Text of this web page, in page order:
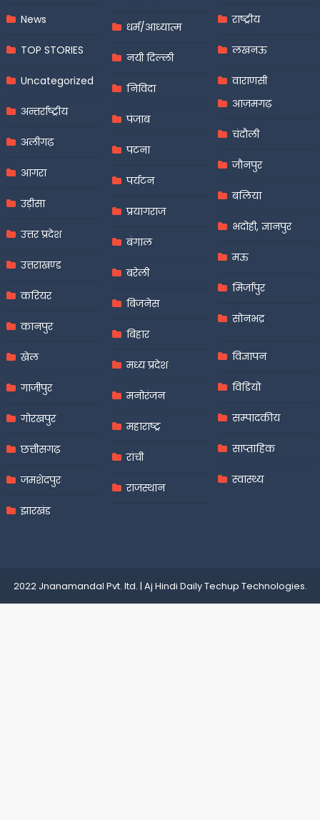
News
TOP STORIES
Uncategorized
अन्तर्राष्ट्रीय
अलीगढ़
आगरा
उड़ीसा
उत्तर प्रदेश
उत्तराखण्ड
करियर
कानपुर
खेल
गाजीपुर
गोरखपुर
छत्तीसगढ़
जमशेदपुर
झारखंड
धर्म/आध्यात्म
नयी दिल्ली
निविदा
पंजाब
पटना
पर्यटन
प्रयागराज
बंगाल
बरेली
बिजनेस
बिहार
मध्य प्रदेश
मनोरंजन
महाराष्ट्र
रांची
राजस्थान
राष्ट्रीय
लखनऊ
वाराणसी
आज़मगढ़
चंदौली
जौनपुर
बलिया
भदोही, ज्ञानपुर
मऊ
मिर्जापुर
सोनभद्र
विज्ञापन
विडियो
सम्पादकीय
साप्ताहिक
स्वास्थ्य
2022 Jnanamandal Pvt. ltd. | Aj Hindi DailyTechup Technologies.